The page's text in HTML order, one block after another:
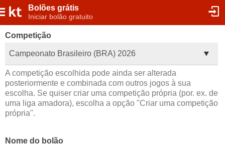
Bolões grátis
Iniciar bolão gratuito
Competição
Campeonato Brasileiro (BRA) 2026
A competição escolhida pode ainda ser alterada
posteriormente e combinada com outros jogos à sua
escolha. Se quiser criar uma competição própria (por. ex. de
uma liga amadora), escolha a opção "Criar uma competição
própria".
Nome do bolão